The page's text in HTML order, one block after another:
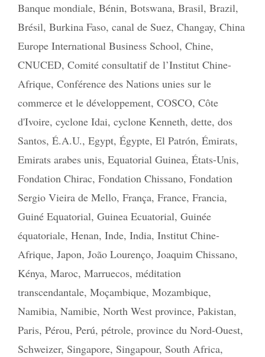
Banque mondiale, Bénin, Botswana, Brasil, Brazil,
Brésil, Burkina Faso, canal de Suez, Changay, China
Europe International Business School, Chine,
CNUCED, Comité consultatif de l’Institut Chine-
Afrique, Conférence des Nations unies sur le
commerce et le développement, COSCO, Côte
d'Ivoire, cyclone Idai, cyclone Kenneth, dette, dos
Santos, É.A.U., Egypt, Égypte, El Patrón, Émirats,
Emirats arabes unis, Equatorial Guinea, États-Unis,
Fondation Chirac, Fondation Chissano, Fondation
Sergio Vieira de Mello, França, France, Francia,
Guiné Equatorial, Guinea Ecuatorial, Guinée
équatoriale, Henan, Inde, India, Institut Chine-
Afrique, Japon, João Lourenço, Joaquim Chissano,
Kénya, Maroc, Marruecos, méditation
transcendantale, Moçambique, Mozambique,
Namibia, Namibie, North West province, Pakistan,
Paris, Pérou, Perú, pétrole, province du Nord-Ouest,
Schweizer, Singapore, Singapour, South Africa,